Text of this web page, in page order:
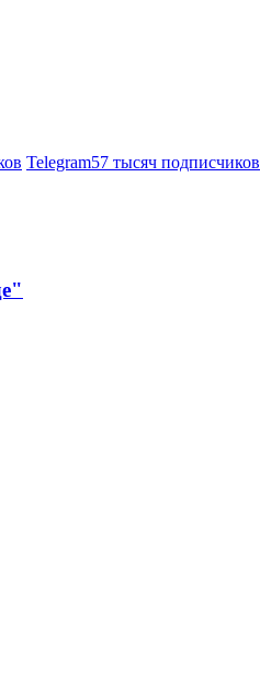
Telegram57 тысяч подписчиков